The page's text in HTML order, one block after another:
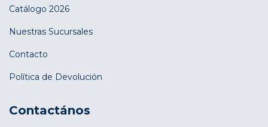
Catálogo 2026
Nuestras Sucursales
Contacto
Política de Devolución
Contactános